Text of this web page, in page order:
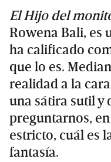
El Hijo del
Rowena Bali, es
ha calificado
que lo es.
realidad a la
una sátira sutil y
preguntarnos,
estricto, cuál es
fantasía.